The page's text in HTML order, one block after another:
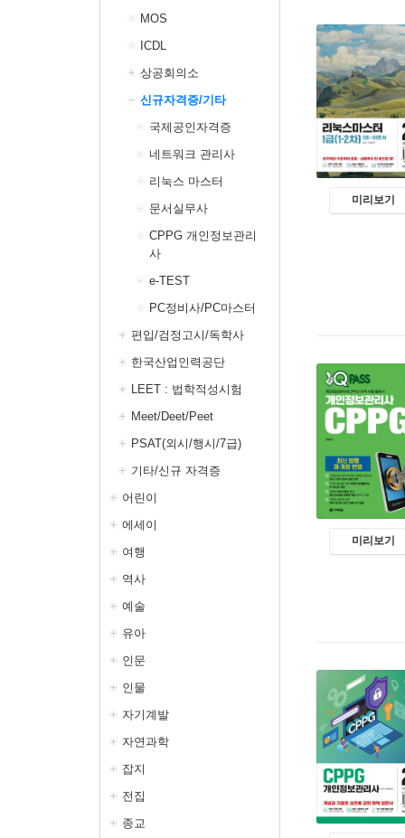
MOS
ICDL
상공회의소
신규자격증/기타
국제공인자격증
네트워크 관리사
리눅스 마스터
문서실무사
CPPG 개인정보관리
사
e-TEST
PC정비사/PC마스터
편입/검정고시/독학사
한국산업인력공단
LEET : 법학적성시험
Meet/Deet/Peet
PSAT(외시/행시/7급)
기타/신규 자격증
어린이
에세이
여행
역사
예술
유아
인문
인물
자기계발
자연과학
잡지
전집
종교
미리보기
미리보기